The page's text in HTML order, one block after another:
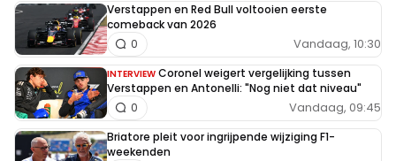
Verstappen en Red Bull voltooien eerste
comeback van 2026
Vandaag, 10:30
0
INTERVIEW Coronel weigert vergelijking tussen
Verstappen en Antonelli: "Nog niet dat niveau"
Vandaag, 09:45
0
Briatore pleit voor ingrijpende wijziging F1-
weekenden